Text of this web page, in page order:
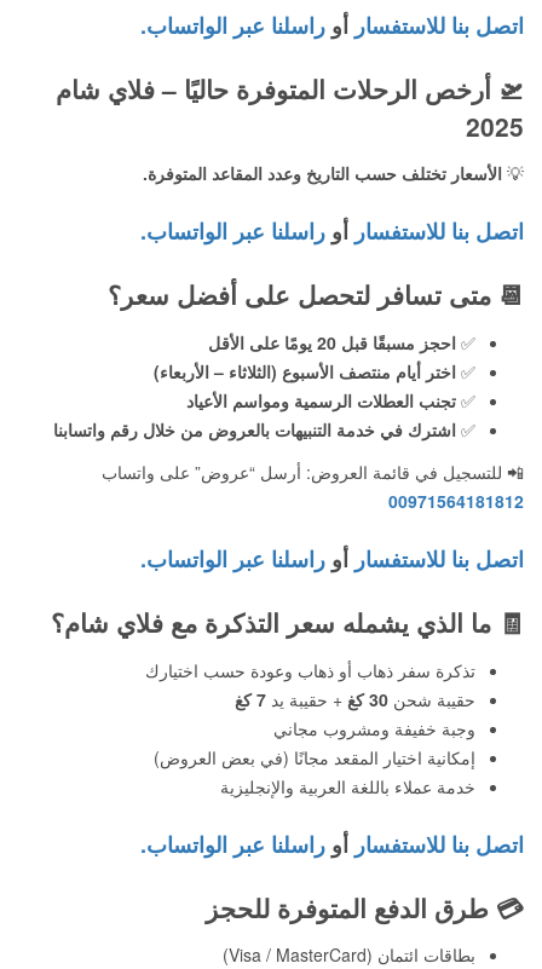
اتصل بنا للاستفسار أو راسلنا عبر الواتساب.
🛫 أرخص الرحلات المتوفرة حاليًا – فلاي شام
2025
💡 الأسعار تختلف حسب التاريخ وعدد المقاعد المتوفرة.
اتصل بنا للاستفسار أو راسلنا عبر الواتساب.
📆 متى تسافر لتحصل على أفضل سعر؟
✅ احجز مسبقًا قبل 20 يومًا على الأقل
✅ اختر أيام منتصف الأسبوع (الثلاثاء – الأربعاء)
✅ تجنب العطلات الرسمية ومواسم الأعياد
✅ اشترك في خدمة التنبيهات بالعروض من خلال رقم واتسابنا
📲 للتسجيل في قائمة العروض: أرسل “عروض” على واتساب
00971564181812
اتصل بنا للاستفسار أو راسلنا عبر الواتساب.
🧾 ما الذي يشمله سعر التذكرة مع فلاي شام؟
تذكرة سفر ذهاب أو ذهاب وعودة حسب اختيارك
حقيبة شحن 30 كغ + حقيبة يد 7 كغ
وجبة خفيفة ومشروب مجاني
إمكانية اختيار المقعد مجانًا (في بعض العروض)
خدمة عملاء باللغة العربية والإنجليزية
اتصل بنا للاستفسار أو راسلنا عبر الواتساب.
💳 طرق الدفع المتوفرة للحجز
بطاقات ائتمان (Visa / MasterCard)